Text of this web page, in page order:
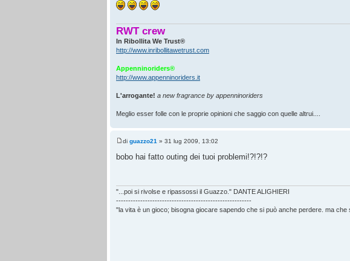
RWT crew
In Ribollita We Trust®
http://www.inribollitawetrust.com
Appenninoriders®
http://www.appenninoriders.it
L'arrogante! a new fragrance by appenninoriders
Meglio esser folle con le proprie opinioni che saggio con quelle altrui....
di guazzo21 » 31 lug 2009, 13:02
bobo hai fatto outing dei tuoi problemi!?!?!?
"...poi si rivolse e ripassossi il Guazzo." DANTE ALIGHIERI
--------------------------------------------------------
"la vita è un gioco; bisogna giocare sapendo che si può anche perdere. ma